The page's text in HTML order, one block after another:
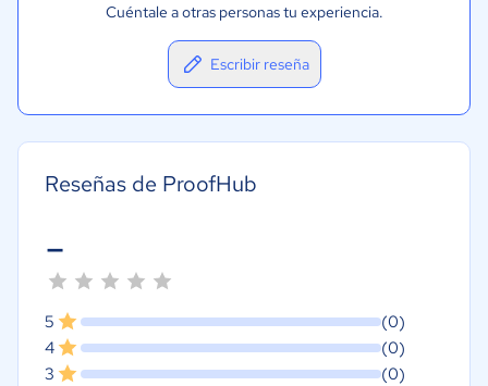
Cuéntale a otras personas tu experiencia.
Escribir reseña
Reseñas de ProofHub
-
5
(0)
4
(0)
3
(0)